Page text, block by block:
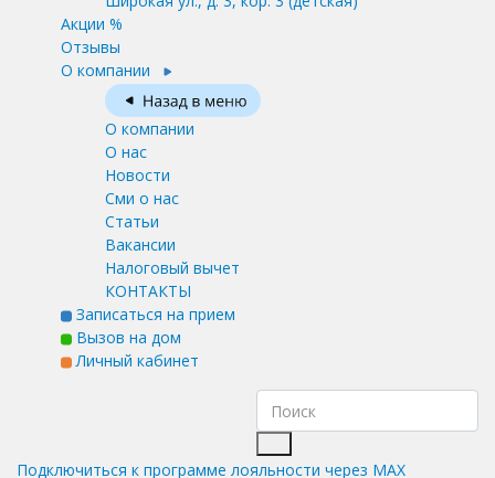
Акции %
Отзывы
О компании
О компании
О нас
Новости
Сми о нас
Статьи
Вакансии
Налоговый вычет
КОНТАКТЫ
Записаться на прием
Вызов на дом
Личный кабинет
Подключиться к программе лояльности через MAX